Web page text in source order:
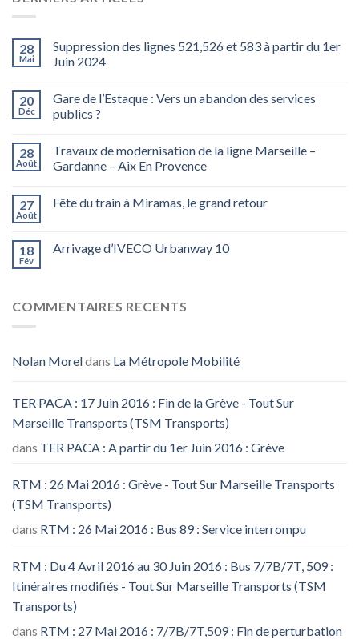
28
Mai
Suppression des lignes 521,526 et 583 à partir du 1er
Juin 2024
20
Déc
Gare de l’Estaque : Vers un abandon des services
publics ?
28
Août
Travaux de modernisation de la ligne Marseille –
Gardanne – Aix En Provence
27
Août
Fête du train à Miramas, le grand retour
18
Fév
Arrivage d’IVECO Urbanway 10
COMMENTAIRES RECENTS
Nolan Moreldans La Métropole Mobilité
TER PACA : 17 Juin 2016 : Fin de la Grève - Tout Sur
Marseille Transports (TSM Transports)
dans TER PACA : A partir du 1er Juin 2016 : Grève
RTM : 26 Mai 2016 : Grève - Tout Sur Marseille Transports
(TSM Transports)
dans RTM : 26 Mai 2016 : Bus 89 : Service interrompu
RTM : Du 4 Avril 2016 au 30 Juin 2016 : Bus 7/7B/7T, 509 :
Itinéraires modifiés - Tout Sur Marseille Transports (TSM
Transports)
dans RTM : 27 Mai 2016 : 7/7B/7T,509 : Fin de perturbation